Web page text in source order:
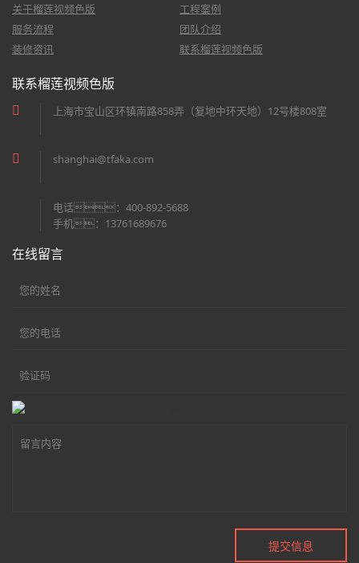
关于榴莲视频色版
工程案例
服务流程
团队介绍
装修资讯
联系榴莲视频色版
联系榴莲视频色版
上海市宝山区环镇南路858弄（复地中环天地）12号楼808室
shanghai@tfaka.com
电话：400-892-5688
手机：13761689676
在线留言